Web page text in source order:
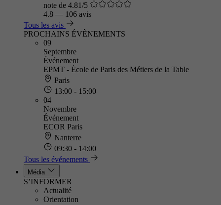
note de 4.81/5
4.8 — 106 avis
Tous les avis
PROCHAINS ÉVÈNEMENTS
09
Septembre
Événement
EPMT - École de Paris des Métiers de la Table
Paris
13:00 - 15:00
04
Novembre
Événement
ECOR Paris
Nanterre
09:30 - 14:00
Tous les événements
Média
S’INFORMER
Actualité
Orientation